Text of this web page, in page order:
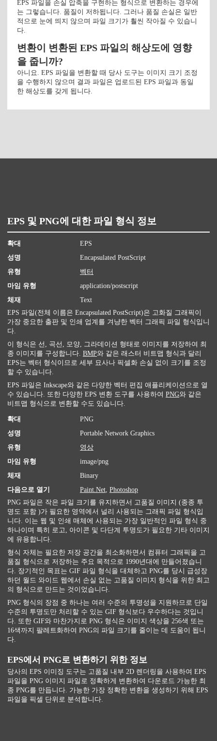
EPS 파일을 손실 압축을 구현하는 형식으로 변환하는 경우에
는 그렇습니다. 품질이 저하됩니다. 그러나 품질 손실은 일반
적으로 눈에 띄지 않으며 파일 크기가 훨씬 작아질 수 있습니
다.
변환이 변환된 EPS 파일의 해상도에 영향
을 줍니까?
아니요. EPS 파일을 변환할 때 당사 도구는 이미지 크기 조정
을 수행하지 않으며 결과 파일은 업로드된 EPS 파일과 동일
한 해상도를 갖게 됩니다.
EPS 및 PNG에 대한 파일 형식 정보
확대
EPS
성명
Encapsulated PostScript
유형
벡터
마임 유형
application/postscript
체재
Text
EPS 파일(전체 이름은 Encapsulated PostScript)은 고화질 그래픽이
가장 중요한 출판 및 인쇄 업계를 겨냥한 벡터 그래픽 파일 형식입니
다.
이 형식은 선, 곡선, 모양, 그라데이션 형태로 이미지를 저장하여 최
종 이미지를 구성합니다. BMP와 같은 래스터 비트맵 형식과 달리
EPS는 벡터 형식이므로 세부 묘사나 픽셀화 손실 없이 크기를 조정
할 수 있습니다.
EPS 파일은 Inkscape와 같은 다양한 벡터 편집 애플리케이션으로 열
수 있습니다. 또한 다양한 EPS 변환 도구를 사용하여 PNG와 같은
비트맵 형식으로 변환할 수도 있습니다.
확대
PNG
성명
Portable Network Graphics
유형
영상
마임 유형
image/png
체재
Binary
다음으로 열기
Paint.Net, Photoshop
PNG 파일은 작은 파일 크기를 유지하면서 고품질 이미지 (종종 투
명도 포함 )가 필요한 영역에서 널리 사용되는 그래픽 파일 형식입
니다. 이는 웹 및 인쇄 매체에 사용되는 가장 일반적인 파일 형식 중
하나이며 특히 로고, 아이콘 및 다단계 투명도가 필요한 기타 이미지
에 유용합니다.
형식 자체는 필요한 저장 공간을 최소화하면서 컴퓨터 그래픽을 고
품질 형식으로 저장하는 주요 목적으로 1990년대에 만들어졌습니
다. 장기적인 목표는 GIF 파일 형식을 대체하고 PNG를 당시 급성장
하던 월드 와이드 웹에서 손실 없는 고품질 이미지 형식을 위한 최고
의 형식으로 만드는 것이었습니다.
PNG 형식의 장점 중 하나는 여러 수준의 투명성을 지원하므로 단일
수준의 투명도만 처리할 수 있는 GIF 형식보다 우수하다는 것입니
다. 또한 GIF와 마찬가지로 PNG 형식은 이미지 색상을 256색 또는
16색까지 팔레트화하여 PNG의 파일 크기를 줄이는 데 도움이 됩니
다.
EPS에서 PNG로 변환하기 위한 정보
당사의 EPS 이미징 도구는 고품질 내부 2D 렌더링을 사용하여 EPS
파일을 PNG 이미지 파일로 정확하게 변환하여 다운로드 가능한 최
종 PNG를 만듭니다. 가능한 가장 정확한 변환을 생성하기 위해 EPS
파일을 픽셀 단위로 분석합니다.